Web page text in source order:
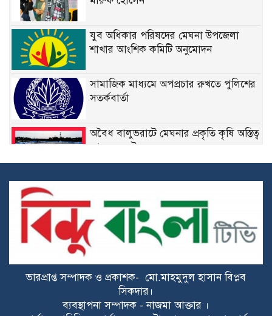
যুব অধিকার পরিষদের মেঘনা উপজেলা
শাখার আংশিক কমিটি অনুমোদন
সামাজিক মাধ্যমে অপপ্রচার রুখতে পুলিশের
সতর্কবার্তা
অবৈধ বালুভরাটে মেঘনার প্রকৃতি কৃষি অস্তিত্ব
আজ সংকটে
দায়িত্বে নিষ্ঠা, সাফল্যে স্বীকৃতি: মেঘনা থানার
দাউদকান্দি-মেঘনায় অতিরিক্ত ৫ মেগাওয়াট
বিদ্যুৎ বরাদ্দ করেছেন ড. খন্দকার মারুফ
রাইপাড়ার জনপ্রিয় সাবেক মেম্বার ফিরোজ
খানের প্রথম মৃত্যুবার্ষিকী আজ
ভারপ্রাপ্ত সম্পাদক ও প্রকাশক- মো.মাহমুদুল হাসান বিপ্লব
সিকদার।
ব্যবস্থাপনা সম্পাদক - নাজমা আক্তার ।